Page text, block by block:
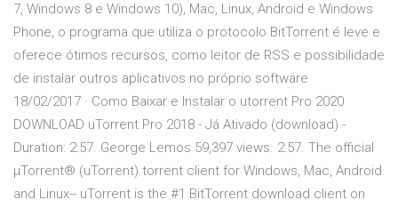
7, Windows 8 e Windows 10), Mac, Linux, Android e Windows
Phone, o programa que utiliza o protocolo BitTorrent é leve e
oferece ótimos recursos, como leitor de RSS e possibilidade
de instalar outros aplicativos no próprio software
18/02/2017 · Como Baixar e Instalar o utorrent Pro 2020
DOWNLOAD uTorrent Pro 2018 - Já Ativado (download) -
Duration: 2:57. George Lemos 59,397 views. 2:57. The official
µTorrent® (uTorrent) torrent client for Windows, Mac, Android
and Linux-- uTorrent is the #1 BitTorrent download client on